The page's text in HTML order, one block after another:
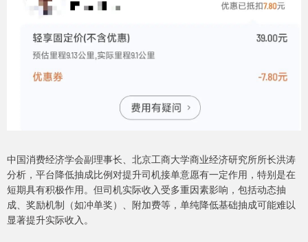
中国消费经济学会副理事长、北京工商大学商业经济研究所所长洪涛
分析，平台降低抽成比例对提升司机接单意愿有一定作用，特别是在
短期具有积极作用。但司机实际收入受多重因素影响，包括动态抽
成、奖励机制（如冲单奖）、附加费等，单纯降低基础抽成可能难以
显著提升实际收入。